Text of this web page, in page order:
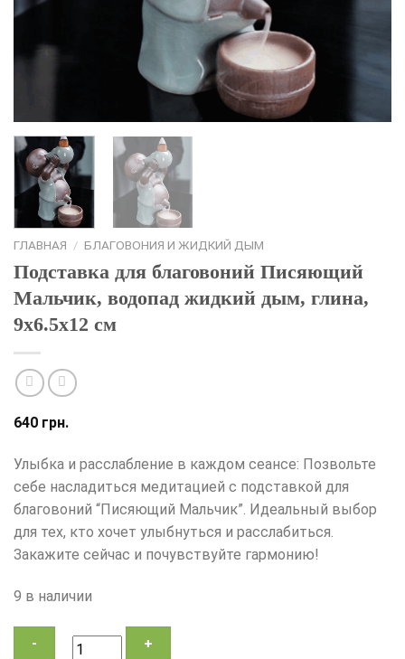
ГЛАВНАЯ / БЛАГОВОНИЯ И ЖИДКИЙ ДЫМ
Подставка для благовоний Писяющий
Мальчик, водопад жидкий дым, глина,
9х6.5х12 см
640 грн.
Улыбка и расслабление в каждом сеансе: Позвольте
себе насладиться медитацией с подставкой для
благовоний “Писяющий Мальчик”. Идеальный выбор
для тех, кто хочет улыбнуться и расслабиться.
Закажите сейчас и почувствуйте гармонию!
9 в наличии